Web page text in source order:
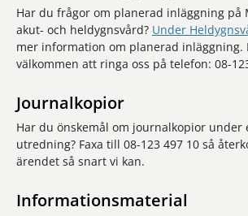
Har du frågor om planerad inläggning på
akut- och heldygnsvård? Under
mer information om planerad inläggning.
välkommen att ringa oss på telefon: 08-
Journalkopior
Har du önskemål om journalkopior under
utredning? Faxa till 08-123 497 10 så
ärendet så snart vi kan.
Informationsmaterial